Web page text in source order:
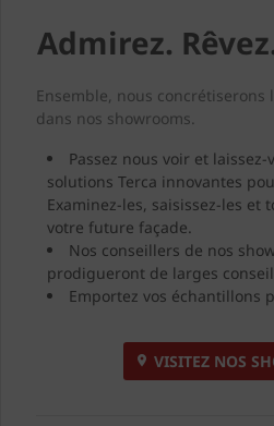
Admirez.
Ensemble, nous
dans nos showrooms.
Passez nous voir et
solutions Terca innovantes
Examinez-les, saisissez-les et
votre future façade.
Nos conseillers de nos
prodigueront de larges
Emportez vos échantillons
VISITEZ NOS